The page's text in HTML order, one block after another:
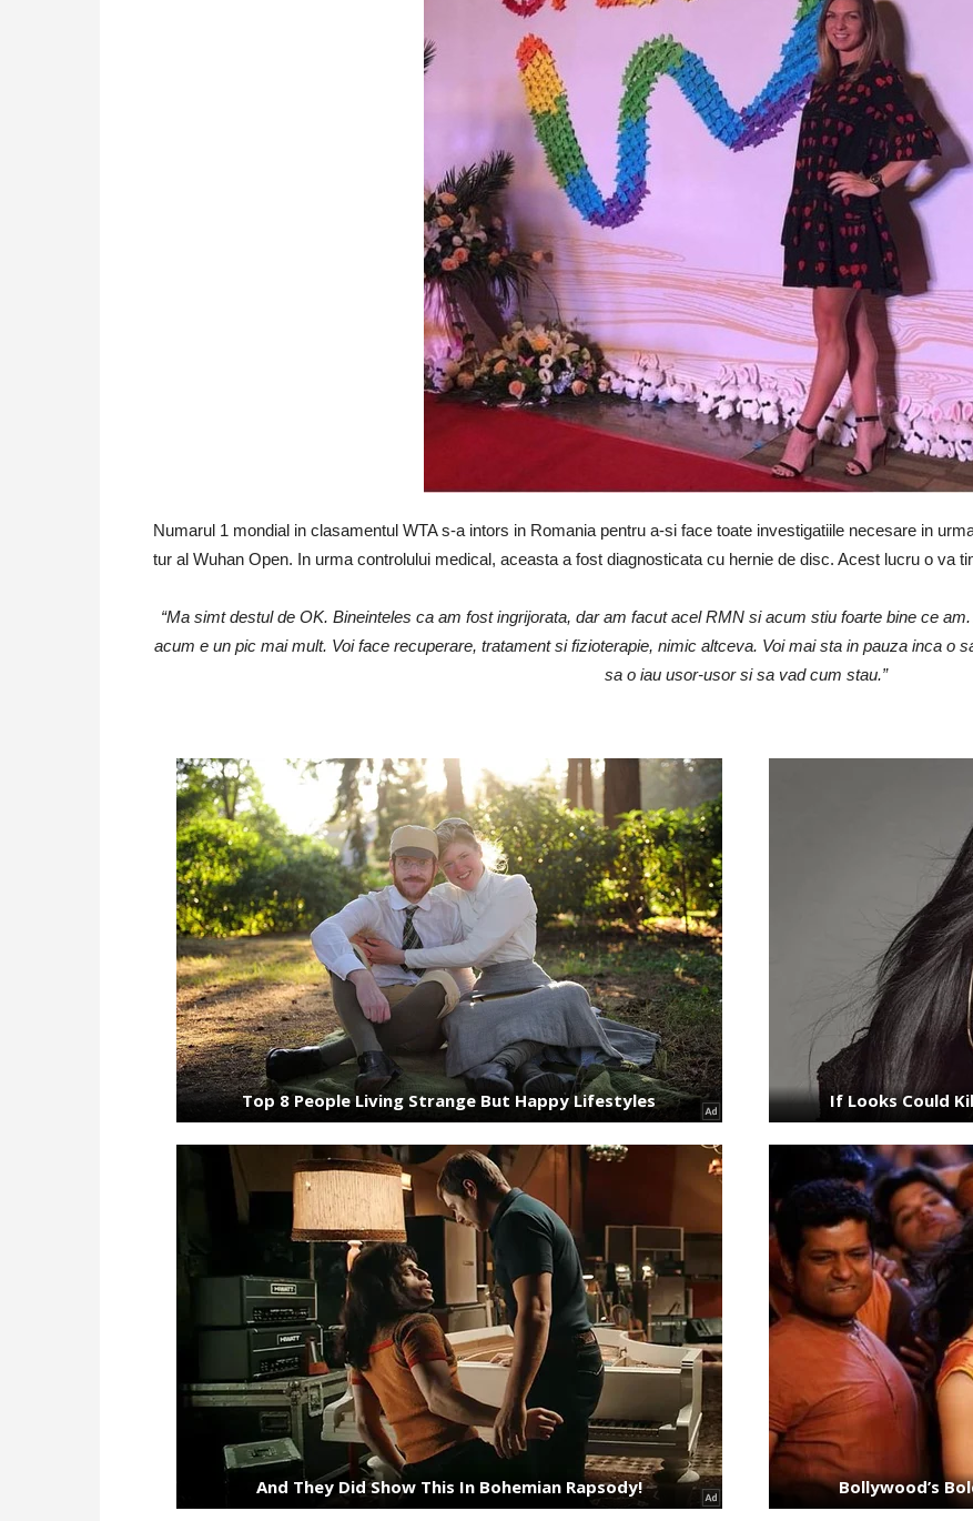
Numarul 1 mondial in clasamentul WTA s-a intors in Romania pentru a-si face toate investigatiile necesare in
tur al Wuhan Open. In urma controlului medical, aceasta a fost diagnosticata cu hernie de disc. Acest lucru o va
“Ma simt destul de OK. Bineinteles ca am fost ingrijorata, dar am facut acel RMN si acum stiu foarte bine ce
acum e un pic mai mult. Voi face recuperare, tratament si fizioterapie, nimic altceva. Voi mai sta in pauza inca o
sa o iau usor-usor si sa vad cum stau.”